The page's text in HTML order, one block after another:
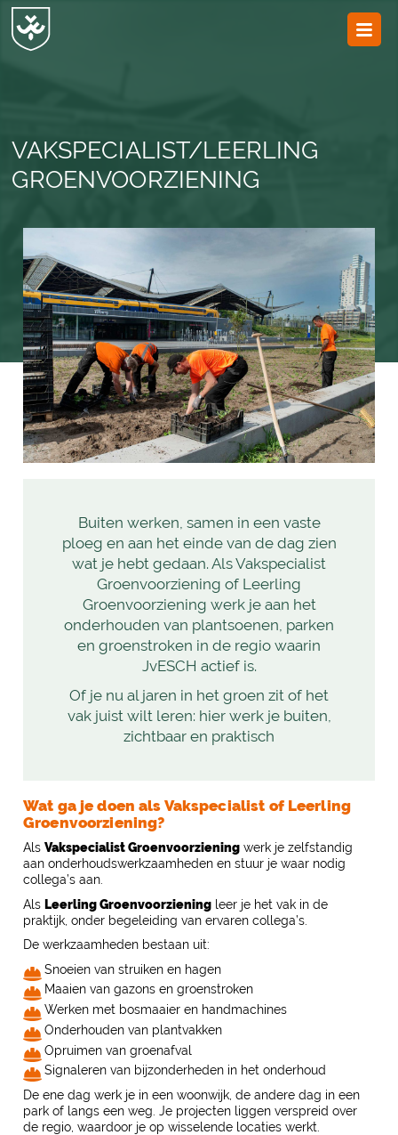
VAKSPECIALIST/LEERLING
GROENVOORZIENING
Buiten werken, samen in een vaste
ploeg en aan het einde van de dag zien
wat je hebt gedaan. Als Vakspecialist
Groenvoorziening of Leerling
Groenvoorziening werk je aan het
onderhouden van plantsoenen, parken
en groenstroken in de regio waarin
JvESCH actief is.
Of je nu al jaren in het groen zit of het
vak juist wilt leren: hier werk je buiten,
zichtbaar en praktisch
Wat ga je doen als Vakspecialist of Leerling
Groenvoorziening?
AlsVakspecialist Groenvoorziening werk je zelfstandig
aan onderhoudswerkzaamheden en stuur je waar nodig
collega’s aan.
Als Leerling Groenvoorziening leer je het vak in de
praktijk, onder begeleiding van ervaren collega’s.
De werkzaamheden bestaan uit:
Snoeien van struiken en hagen
Maaien van gazons en groenstroken
Werken met bosmaaier en handmachines
Onderhouden van plantvakken
Opruimen van groenafval
Signaleren van bijzonderheden in het onderhoud
De ene dag werk je in een woonwijk, de andere dag in een
park of langs een weg. Je projecten liggen verspreid over
de regio, waardoor je op wisselende locaties werkt.